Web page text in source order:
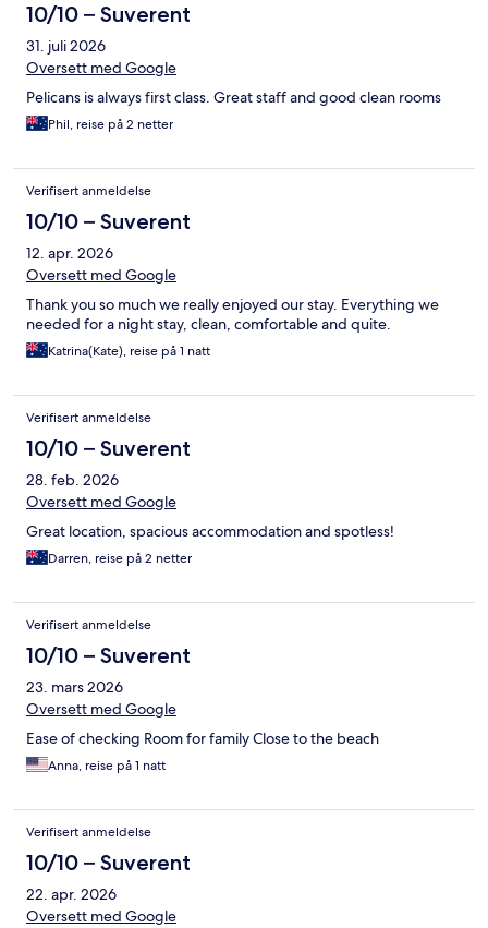
10/10 – Suverent
31. juli 2026
Oversett med Google
Pelicans is always first class. Great staff and good clean rooms
Phil, reise på 2 netter
Verifisert anmeldelse
10/10 – Suverent
12. apr. 2026
Oversett med Google
Thank you so much we really enjoyed our stay. Everything we
needed for a night stay, clean, comfortable and quite.
Katrina(Kate), reise på 1 natt
Verifisert anmeldelse
10/10 – Suverent
28. feb. 2026
Oversett med Google
Great location, spacious accommodation and spotless!
Darren, reise på 2 netter
Verifisert anmeldelse
10/10 – Suverent
23. mars 2026
Oversett med Google
Ease of checking Room for family Close to the beach
Anna, reise på 1 natt
Verifisert anmeldelse
10/10 – Suverent
22. apr. 2026
Oversett med Google